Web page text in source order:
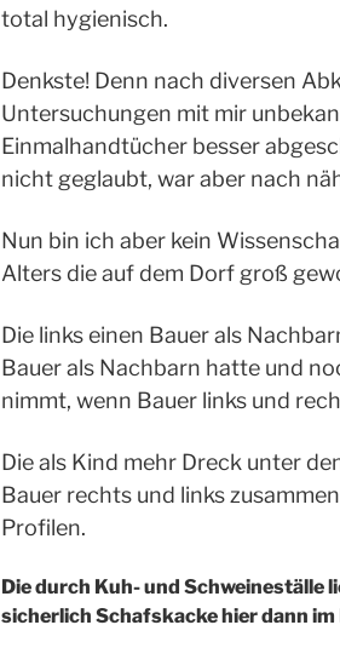
total hygienisch.
Denkste! Denn nach diversen
Untersuchungen mit mir
Einmalhandtücher besser
nicht geglaubt, war aber nach
Nun bin ich aber kein
Alters die auf dem Dorf groß
Die links einen Bauer als
Bauer als Nachbarn hatte und
nimmt, wenn Bauer links und
Die als Kind mehr Dreck unter
Bauer rechts und links
Profilen.
Die durch Kuh- und Schweineställe
sicherlich Schafskacke hier dann im